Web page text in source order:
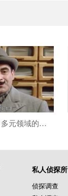
广州侦探调查：多元领域的真相守护者
私人侦探所
侦探调查